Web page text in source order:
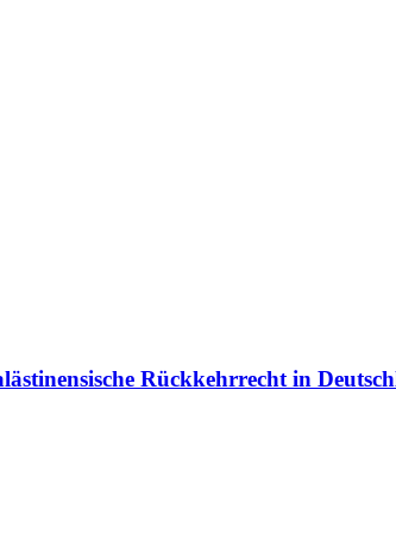
Rückkehrrecht in